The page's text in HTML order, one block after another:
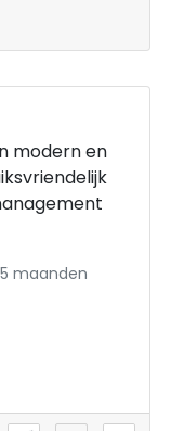
modern en
maanden